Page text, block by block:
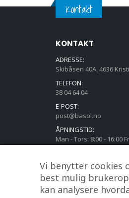
Kontakt
KONTAKT
ADRESSE:
Skibåsen 40A, 4636
TELEFON:
38 04 64 04
E-POST:
post@basol.no
ÅPNINGSTID:
Man - Tors: 8:00 - 16:00
Vi benytter cookies
best mulig
kan analysere